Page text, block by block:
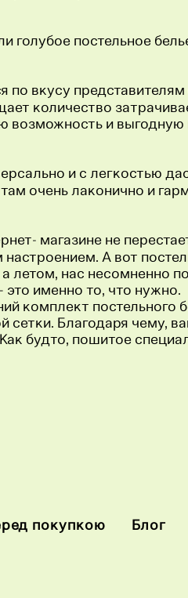
постельное
по вкусу
количество
возможность и
и с легкостью
очень лаконично и
магазине не
А вот
нас несомненно
это именно то, что нужно.
комплект постельного
сетки. Благодаря чему,
будто, пошитое
покупкою Блог